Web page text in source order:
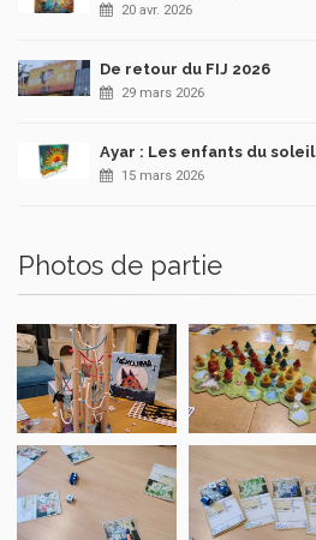
20 avr. 2026
De retour du FIJ 2026
29 mars 2026
Ayar : Les enfants du soleil
15 mars 2026
Photos de partie